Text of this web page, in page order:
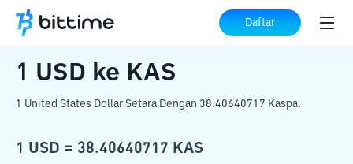
Daftar
Beranda Konverter Kripto ke KAS
1 USD ke KAS
1 United States Dollar Setara Dengan 38.40640717 Kaspa.
1 USD = 38.40640717 KAS